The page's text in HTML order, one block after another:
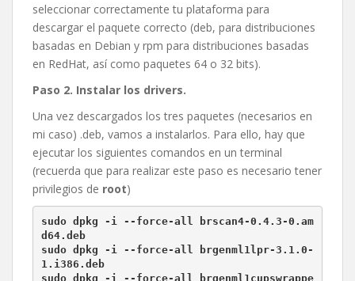
seleccionar correctamente tu plataforma para
descargar el paquete correcto (deb, para distribuciones
basadas en Debian y rpm para distribuciones basadas
en RedHat, así como paquetes 64 o 32 bits).
Paso 2. Instalar los drivers.
Una vez descargados los tres paquetes (necesarios en
mi caso) .deb, vamos a instalarlos. Para ello, hay que
ejecutar los siguientes comandos en un terminal
(recuerda que para realizar este paso es necesario tener
privilegios de root)
sudo dpkg -i --force-all brscan4-0.4.3-0.am
d64.deb
sudo dpkg -i --force-all brgenml1lpr-3.1.0-
1.i386.deb
sudo dpkg -i --force-all brgenml1cupswrappe